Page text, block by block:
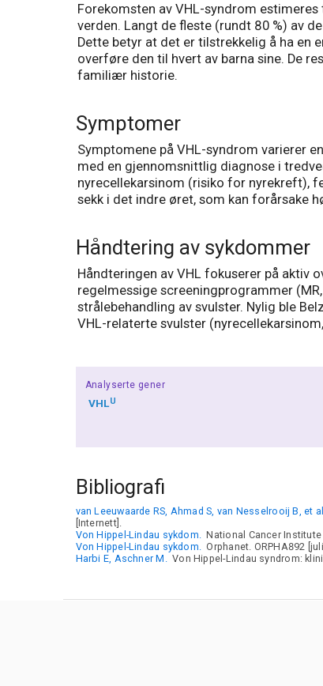
Forekomsten av VHL-syndrom
verden. Langt de fleste (rundt 80 %) av
Dette betyr at det er tilstrekkelig å ha en
overføre den til hvert av barna sine. De
familiær historie.
Symptomer
Symptomene på VHL-syndrom varierer
med en gjennomsnittlig diagnose i
nyrecellekarsinom (risiko for nyrekreft),
sekk i det indre øret, som kan forårsake
Håndtering av sykdommer
Håndteringen av VHL fokuserer på aktiv
regelmessige screeningprogrammer
strålebehandling av svulster. Nylig ble
VHL-relaterte svulster
Analyserte gener
VHLU
Bibliografi
van Leeuwaarde RS, Ahmad S, van Nesselrooij B, et
[Internett].
Von Hippel-Lindau sykdom. National Cancer Institute
Von Hippel-Lindau sykdom. Orphanet. ORPHA892
Harbi E, Aschner M. Von Hippel-Lindau syndrom: